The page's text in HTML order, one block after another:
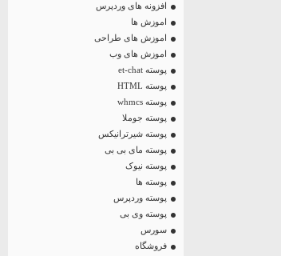
افزونه های وردپرس
اموزش ها
اموزش های طراحی
اموزش های وب
پوسته et-chat
پوسته HTML
پوسته whmcs
پوسته جوملا
پوسته شیرترانیکس
پوسته مای بی بی
پوسته نیوک
پوسته ها
پوسته وردپرس
پوسته وی بی
سورس
فروشگاه